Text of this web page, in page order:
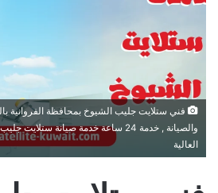
فني ستلايت جليب الشيوخ بمحافظة الفروانية
والصيانة , خدمة 24 ساعة خدمة صيانة
العالية